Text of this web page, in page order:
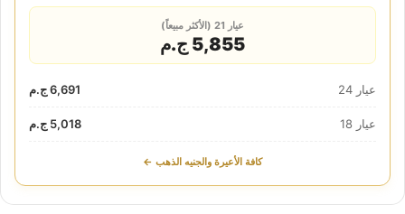
عيار 21 (الأكثر مبيعاً)
5,855 ج.م
عيار 24 6,691 ج.م
عيار 18 5,018 ج.م
كافة الأعيرة والجنيه الذهب ←